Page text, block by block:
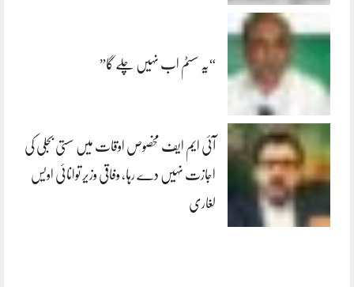
“یہ سسٹم اب نہیں چلے گا”
آئی ایم ایف مخصوص اوقات میں سستی بجلی کی
اجازت نہیں دے رہا، وفاقی وزیر توانائی اویس
لغاری